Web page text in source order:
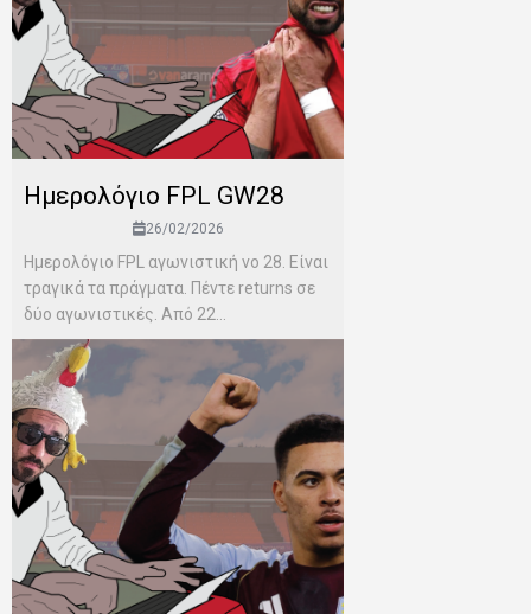
Ημερολόγιο FPL GW28
26/02/2026
Ημερολόγιο FPL αγωνιστική νο 28. Είναι
τραγικά τα πράγματα. Πέντε returns σε
δύο αγωνιστικές. Από 22...